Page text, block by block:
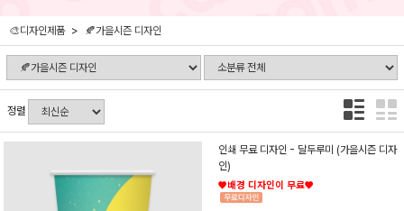
🎨디자인제품 🍂가을시즌 디자인
정렬
인쇄 무료 디자인 - 달두루미 (가을시즌 디자
인)
♥배경 디자인이 무료♥